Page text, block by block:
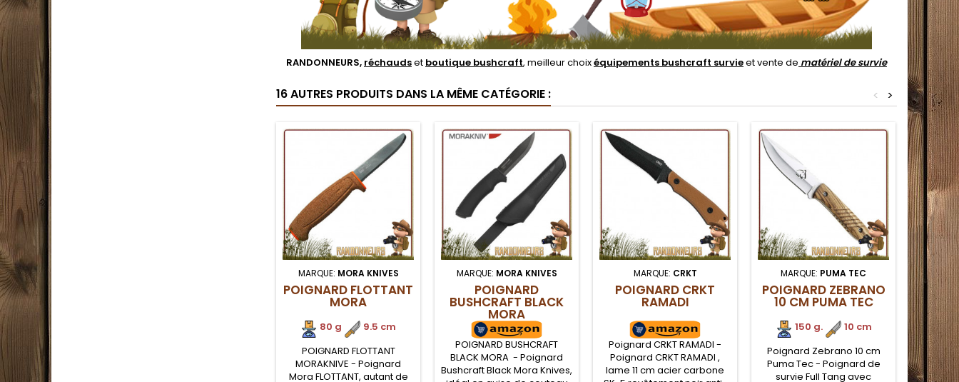
RANDONNEURS, réchaudset boutique bushcraft, meilleur choixéquipements bushcraft survieet vente de matériel de survie
16 AUTRES PRODUITS DANS LA MÊME CATÉGORIE : >
<
MARQUE: MORA KNIVES
POIGNARD FLOTTANT
MORA
80 g
9.5 cm
POIGNARD FLOTTANT
MORAKNIVE - Poignard
Mora FLOTTANT, autant de
MARQUE: MORA KNIVES
POIGNARD
BUSHCRAFT BLACK
MORA
POIGNARD BUSHCRAFT
BLACK MORA - Poignard
Bushcraft Black Mora Knives,
MARQUE: CRKT
POIGNARD CRKT
RAMADI
Poignard CRKT RAMADI -
Poignard CRKT RAMADI ,
lame 11 cm acier carbone
MARQUE: PUMA TEC
POIGNARD ZEBRANO
10 CM PUMA TEC
150 g.
10 cm
Poignard Zebrano 10 cm
Puma Tec - Poignard de
survie Full Tang avec